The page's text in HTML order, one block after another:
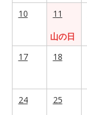
10
11
山の日
17
18
24 25